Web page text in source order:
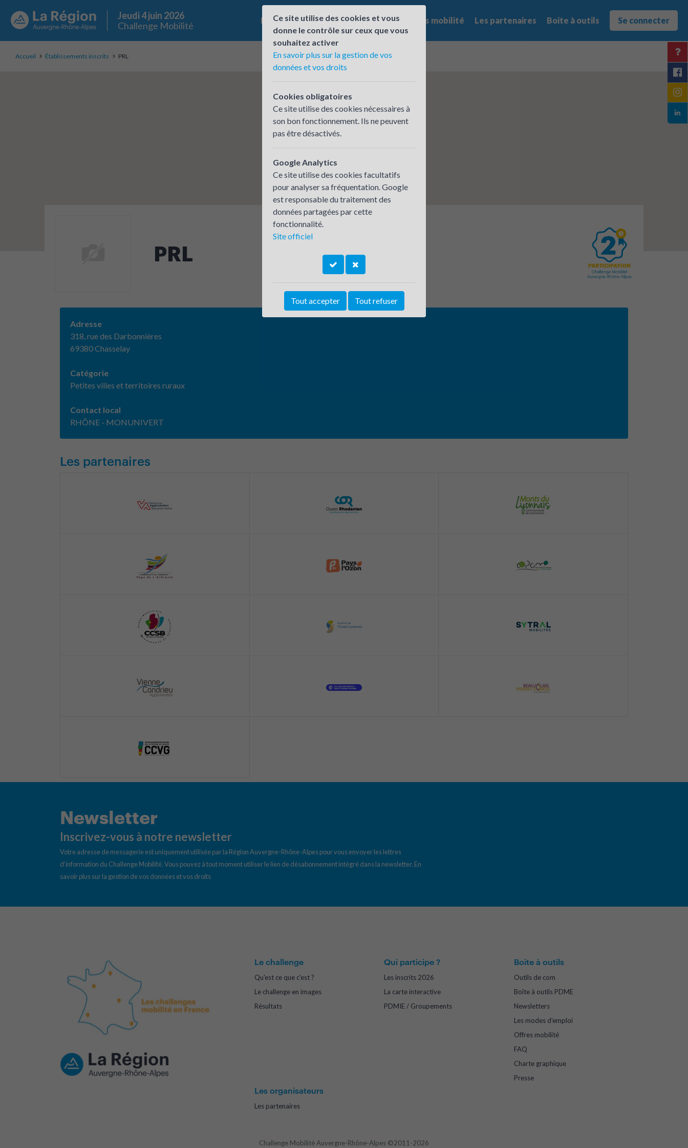
Jeudi 4 juin 2026
Challenge Mobilité
Le challenge Qui participe ? Les offres mobilité Les partenaires Boite à outils Se connecter
Accueil Établissements inscrits PRL
PRL
Adresse
318, rue des Darbonnières
69380 Chasselay
Catégorie
Petites villes et territoires ruraux
Contact local
RHÔNE - MONUNIVERT
Les partenaires
Newsletter
Inscrivez-vous à notre newsletter
Votre adresse de messagerie est uniquement utilisée par la Région Auvergne-Rhône-Alpes pour vous envoyer les lettres
d’information du Challenge Mobilité. Vous pouvez à tout moment utiliser le lien de désabonnement intégré dans la newsletter. En
savoir plus sur la gestion de vos données et vos droits
Le challenge
Qu'est ce que c'est ?
Le challenge en images
Résultats
Qui participe ?
Les inscrits 2026
La carte interactive
PDMIE / Groupements
Boite à outils
Outils de com
Boîte à outils PDME
Newsletters
Les modes d'emploi
Offres mobilité
FAQ
Charte graphique
Presse
Les organisateurs
Les partenaires
Challenge Mobilité Auvergne-Rhône-Alpes ©2011-2026
Ce site utilise des cookies et vous
donne le contrôle sur ceux que vous
souhaitez activer
En savoir plus sur la gestion de vos
données et vos droits
Cookies obligatoires
Ce site utilise des cookies nécessaires à
son bon fonctionnement. Ils ne peuvent
pas être désactivés.
Google Analytics
Ce site utilise des cookies facultatifs
pour analyser sa fréquentation. Google
est responsable du traitement des
données partagées par cette
fonctionnalité.
Site officiel
Tout accepter Tout refuser